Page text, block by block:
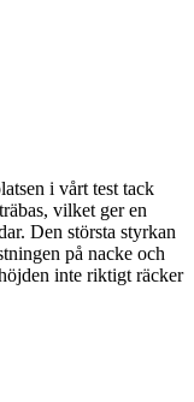
i vårt test tack
vilket ger en
Den största styrkan
på nacke och
inte riktigt räcker